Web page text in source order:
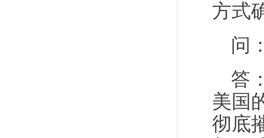
方式
问
答
美国
彻底